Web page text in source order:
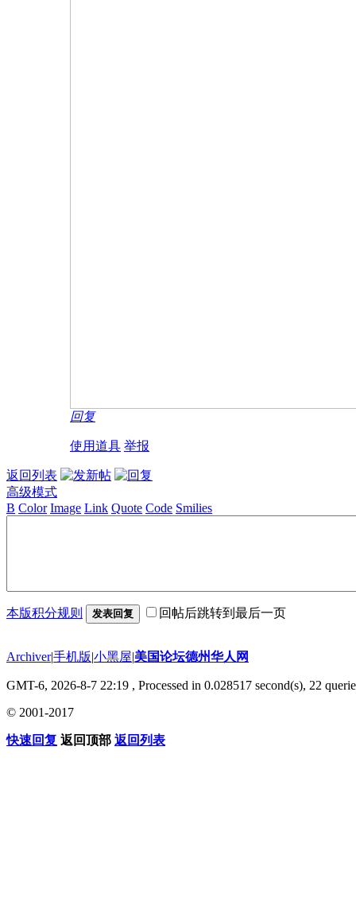
回复
使用道具 举报
返回列表
高级模式
B Color Image Link Quote Code Smilies
本版积分规则 发表回复 回帖后跳转到最后一页
Archiver|手机版|小黑屋|美国论坛德州华人网
GMT-6, 2026-8-7 22:19 , Processed in 0.028517 second(s), 22
© 2001-2017
快速回复 返回顶部 返回列表